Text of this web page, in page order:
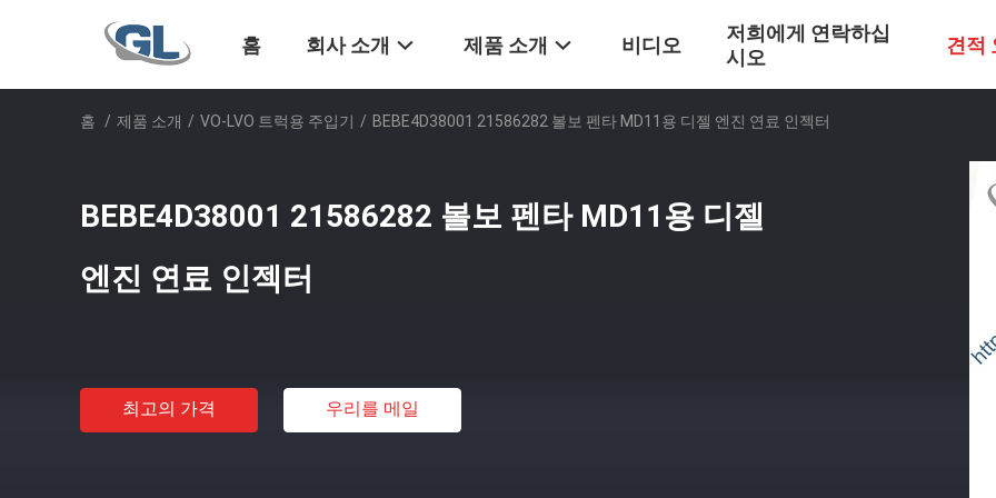
홈 회사 소개 제품 소개 비디오
저희에게 연락하십
시오
견적
홈 / 제품 소개 / VO-LVO 트럭용 주입기 / BEBE4D38001 21586282 볼보 펜타 MD11용 디젤 엔진 연료 인젝터
BEBE4D38001 21586282 볼보 펜타 MD11용 디젤
엔진 연료 인젝터
최고의 가격 우리를 메일